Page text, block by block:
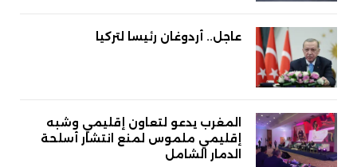
عاجل.. أردوغان رئيسا لتركيا
المغرب يدعو لتعاون إقليمي وشبه
إقليمي ملموس لمنع انتشار أسلحة
الدمار الشامل